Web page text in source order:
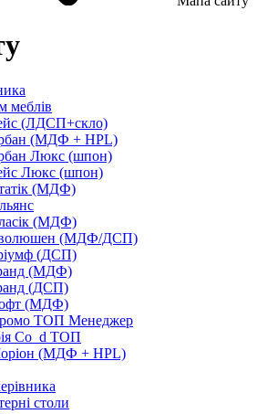
меблів
(ЛДСП+скло)
(МДФ + HPL)
Люкс (шпон)
Люкс (шпон)
(МДФ)
(МДФ)
(МДФ/ДСП)
(ДСП)
(МДФ)
(ДСП)
(МДФ)
ТОП Менеджер
Co_d ТОП
(МДФ + HPL)
столи